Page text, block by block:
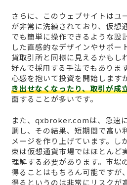
さらに、このウェブサイトはユ
が非常に洗練されており、仮想
でも簡単に操作できるような設
した直感的なデザインやサポー
貨取引所と同様に見えるかもし
好んで採用する手法でもありま
心感を抱いて投資を開始します
き出せなくなったり、取引が成
面することが多いです。
また、qxbroker.comは、急速
調し、その結果、短期間で高い
メージを作り上げています。し
束は仮想通貨市場ではほとんど
理解する必要があります。市場
得ることはもちろん可能ですが
得るというのは非常にリスクが